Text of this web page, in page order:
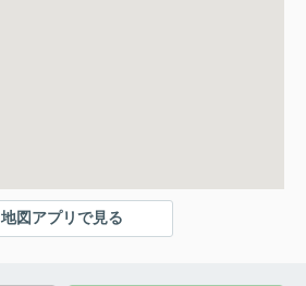
地図アプリで見る